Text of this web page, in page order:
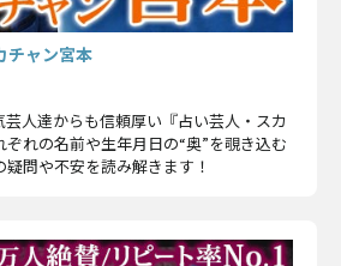
ャン宮本
芸人達からも信頼厚い『占い芸人・スカ
れの名前や生年月日の“奥”を覗き込む
問や不安を読み解きます！